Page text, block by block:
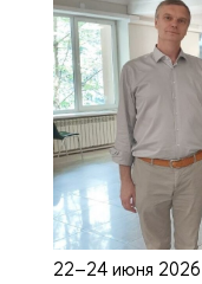
22–24 июня